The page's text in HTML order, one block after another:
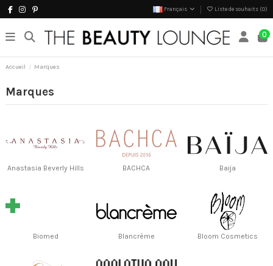
Français Liste de souhaits (0)
0
Accueil Marques
Marques
Anastasia Beverly Hills BACHCA Baija
Biomed Blancrème Bloom Cosmetics